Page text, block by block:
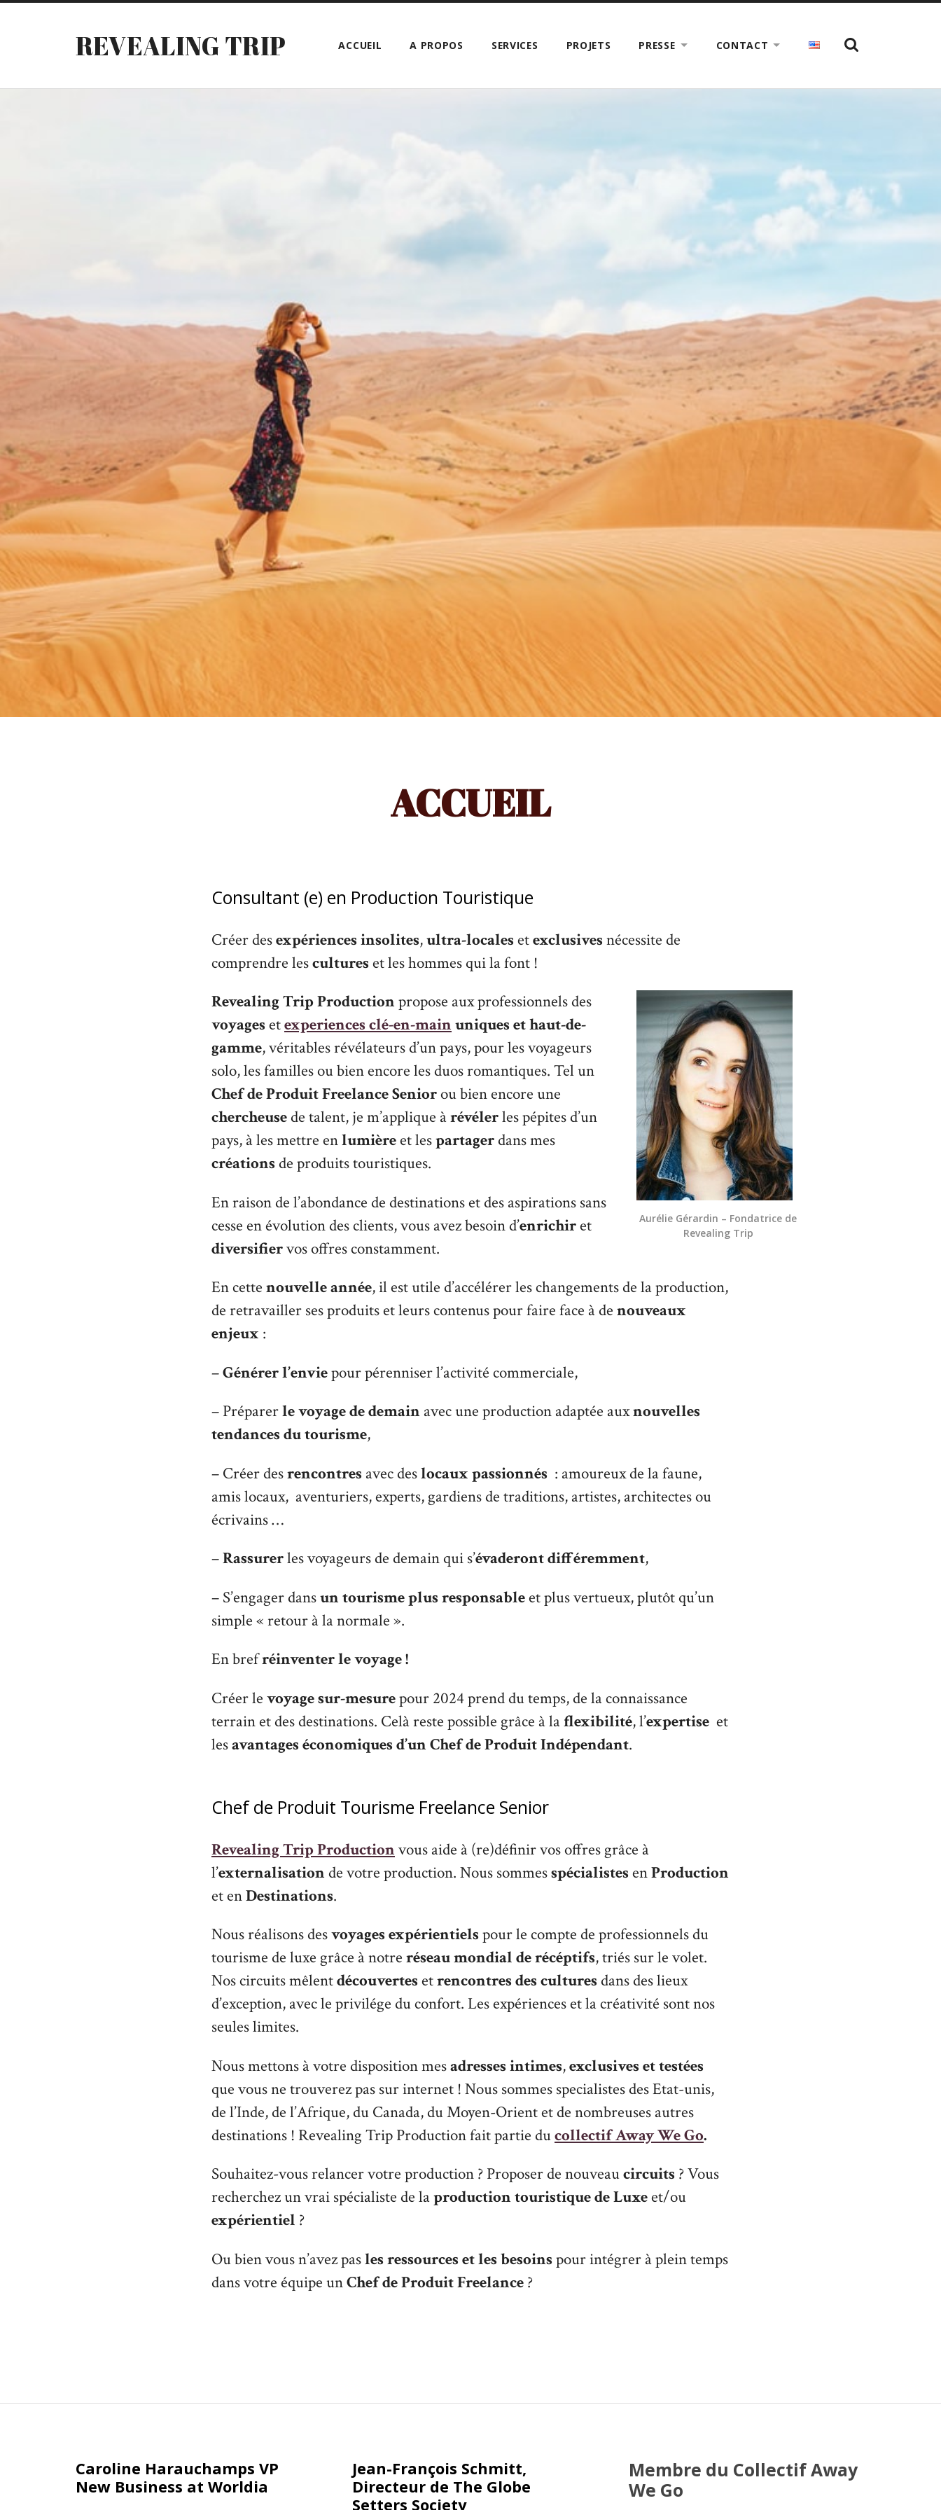
REVEALING TRIP ACCUEIL A PROPOS SERVICES PROJETS PRESSE CONTACT
SHOW
THE
ACCUEIL
Consultant (e) en Production Touristique
Créer desexpériences insolites,ultra-locales etexclusives nécessite de
comprendre lescultures et les hommes qui la font !
Aurélie Gérardin – Fondatrice de
Revealing Trip
Revealing Trip Production propose aux professionnels des
voyages etexperiences clé-en-main uniques et haut-de-
gamme, véritables révélateurs d’un pays, pour les voyageurs
solo, les familles ou bien encore les duos romantiques. Tel un
Chef de Produit FreelanceSeniorou bien encore une
chercheusede talent, je m’applique àrévélerles pépites d’un
pays, à les mettre enlumièreet lespartagerdans mes
créations de produits touristiques.
En raison de l’abondance de destinations et des aspirations sans
cesse en évolution des clients, vous avez besoin d’enrichiret
diversifiervos offres constamment.
En cette nouvelle année, il est utile d’accélérer les changements de la production,
de retravailler ses produits et leurs contenus pour faire face à de nouveaux
enjeux :
–Générer l’enviepour pérenniser l’activité commerciale,
– Préparerle voyage de demain avec une production adaptée auxnouvelles
tendances du tourisme,
– Créer desrencontres avec deslocaux passionnés : amoureux de la faune,
amis locaux, aventuriers, experts, gardiens de traditions, artistes, architectes ou
écrivains …
–Rassurerles voyageurs de demain qui s’évaderont différemment,
– S’engager dansun tourisme plus responsableet plus vertueux, plutôt qu’un
simple « retour à la normale ».
En brefréinventer le voyage !
Créer le voyage sur-mesurepour 2024 prend du temps, de la connaissance
terrain et des destinations. Celà reste possible grâce à laflexibilité, l’expertise et
lesavantages économiques d’un Chef de Produit Indépendant.
Chef de Produit Tourisme Freelance Senior
Revealing Trip Production vous aide à (re)définir vos offres grâce à
l’externalisation de votre production. Nous sommesspécialistes enProduction
et enDestinations.
Nous réalisons desvoyages expérientiels pour le compte de professionnels du
tourisme de luxe grâce à notre réseau mondial de récéptifs, triés sur le volet.
Nos circuits mêlentdécouvertes etrencontres des cultures dans des lieux
d’exception, avec le privilége du confort. Les expériences et la créativité sont nos
seules limites.
Nous mettons à votre disposition mesadresses intimes,exclusives et testées
que vous ne trouverez pas sur internet ! Nous sommes specialistes des Etat-unis,
de l’Inde, de l’Afrique, du Canada, du Moyen-Orient et de nombreuses autres
destinations ! Revealing Trip Production fait partie ducollectif Away We Go.
Souhaitez-vous relancer votre production ? Proposer de nouveaucircuits ? Vous
recherchez un vrai spécialiste de laproduction touristique de Luxeet/ou
expérientiel ?
Ou bien vous n’avez pasles ressources et les besoins pour intégrer à plein temps
dans votre équipe unChef de Produit Freelance ?
Caroline Harauchamps VP
New Business at Worldia
Jean-François Schmitt,
Directeur de The Globe
Setters Society
Membre du Collectif Away
We Go